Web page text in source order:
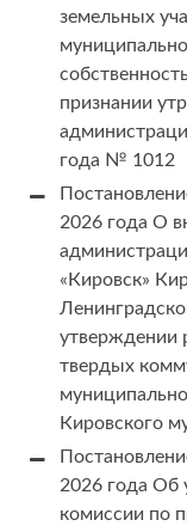
земельных
признании
года № 1012
2026 года О
«Кировск»
утверждении
твердых
Кировского
2026 года Об
комиссии по